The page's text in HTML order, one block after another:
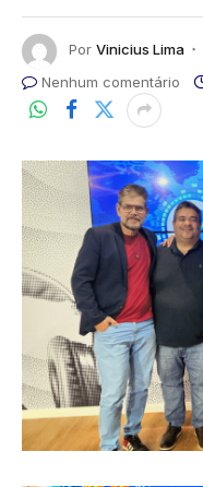
Por Vinicius Lima
Nenhum comentário